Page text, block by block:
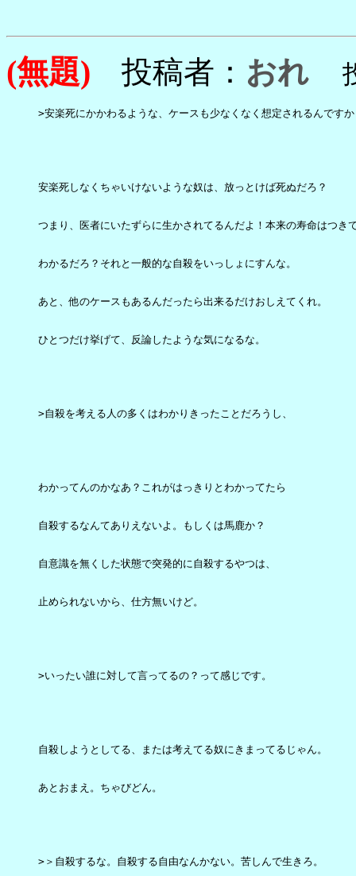
(無題) 投稿者： おれ
>安楽死にかかわるような、ケースも少なくなく想定されるんです
安楽死しなくちゃいけないような奴は、放っとけば死ぬだろ？
つまり、医者にいたずらに生かされてるんだよ！本来の寿命はつき
わかるだろ？それと一般的な自殺をいっしょにすんな。
あと、他のケースもあるんだったら出来るだけおしえてくれ。
ひとつだけ挙げて、反論したような気になるな。
>自殺を考える人の多くはわかりきったことだろうし、
わかってんのかなあ？これがはっきりとわかってたら
自殺するなんてありえないよ。もしくは馬鹿か？
自意識を無くした状態で突発的に自殺するやつは、
止められないから、仕方無いけど。
>いったい誰に対して言ってるの？って感じです。
自殺しようとしてる、または考えてる奴にきまってるじゃん。
あとおまえ。ちゃびどん。
>＞自殺するな。自殺する自由なんかない。苦しんで生きろ。